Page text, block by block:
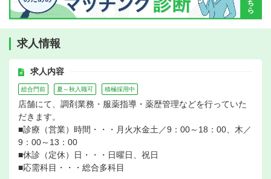
求人情報
求人内容
総合門前 夏～秋入職可 積極採用中
店舗にて、調剤業務・服薬指導・薬歴管理などを行っていた
だきます。
■診療（営業）時間・・・月火水金土／9：00～18：00、木／
9：00～13：00
■休診（定休）日・・・日曜日、祝日
■応需科目・・・総合多科目